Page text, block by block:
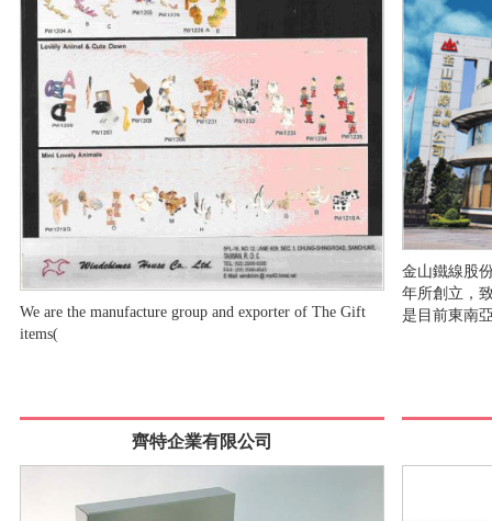
We are the manufacture group and exporter of The Gift
items(
金山鐵線股
年所創立，
是目前東南
齊特企業有限公司